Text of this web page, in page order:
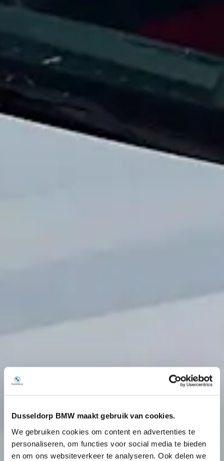
Dusseldorp BMW maakt gebruik van cookies.
We gebruiken cookies om content en advertenties te
personaliseren, om functies voor social media te bieden
en om ons websiteverkeer te analyseren. Ook delen we